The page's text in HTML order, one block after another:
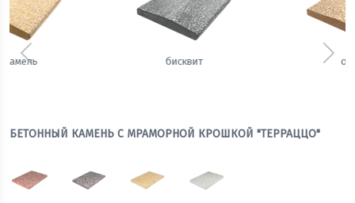
Предыдущий
БЕТОННЫЙ КАМЕНЬ С МРАМОРНОЙ КРОШКОЙ "ТЕРРАЦЦО"